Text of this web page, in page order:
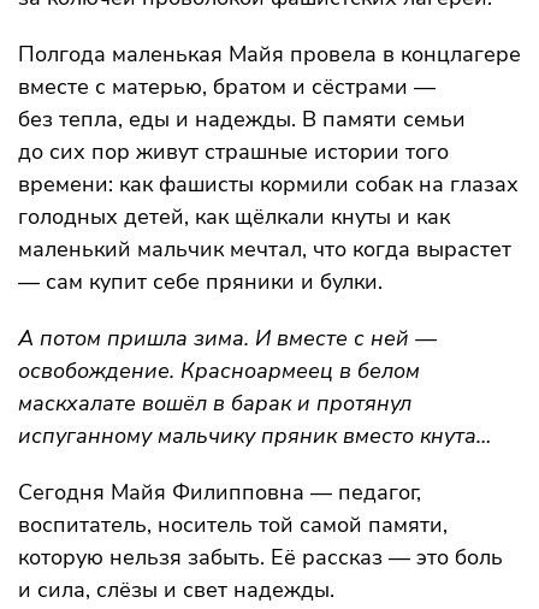
Полгода маленькая Майя провела в концлагере
вместе с матерью, братом и сёстрами —
без тепла, еды и надежды. В памяти семьи
до сих пор живут страшные истории того
времени: как фашисты кормили собак на глазах
голодных детей, как щёлкали кнуты и как
маленький мальчик мечтал, что когда вырастет
— сам купит себе пряники и булки.
А потом пришла зима. И вместе с ней —
освобождение. Красноармеец в белом
маскхалате вошёл в барак и протянул
испуганному мальчику пряник вместо кнута…
Сегодня Майя Филипповна — педагог,
воспитатель, носитель той самой памяти,
которую нельзя забыть. Её рассказ — это боль
и сила, слёзы и свет надежды.